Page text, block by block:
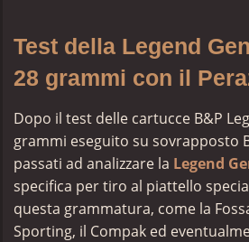
Test della Legend
28 grammi con il
Dopo il test delle cartucce B&P
grammi eseguito su sovrapposto
passati ad analizzare la Legend
specifica per tiro al piattello
questa grammatura, come la
Sporting, il Compak ed